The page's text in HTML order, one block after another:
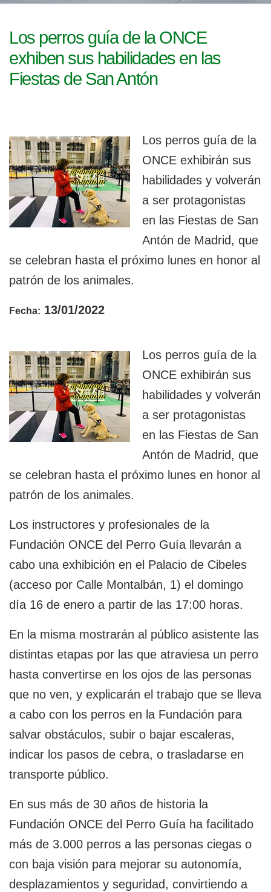
c
i
ó
l
e
Los perros guía de la ONCE
exhiben sus habilidades en las
Fiestas de San Antón
Los perros guía de la
ONCE exhibirán sus
habilidades y volverán
a ser protagonistas
en las Fiestas de San
Antón de Madrid, que
se celebran hasta el próximo lunes en honor al
patrón de los animales.
Fecha: 13/01/2022
Los perros guía de la
ONCE exhibirán sus
habilidades y volverán
a ser protagonistas
en las Fiestas de San
Antón de Madrid, que
se celebran hasta el próximo lunes en honor al
patrón de los animales.
Los instructores y profesionales de la
Fundación ONCE del Perro Guía llevarán a
cabo una exhibición en el Palacio de Cibeles
(acceso por Calle Montalbán, 1) el domingo
día 16 de enero a partir de las 17:00 horas.
En la misma mostrarán al público asistente las
distintas etapas por las que atraviesa un perro
hasta convertirse en los ojos de las personas
que no ven, y explicarán el trabajo que se lleva
a cabo con los perros en la Fundación para
salvar obstáculos, subir o bajar escaleras,
indicar los pasos de cebra, o trasladarse en
transporte público.
En sus más de 30 años de historia la
Fundación ONCE del Perro Guía ha facilitado
más de 3.000 perros a las personas ciegas o
con baja visión para mejorar su autonomía,
desplazamientos y seguridad, convirtiendo a